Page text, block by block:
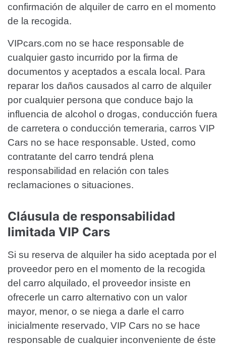
confirmación de alquiler de carro en el momento
de la recogida.
VIPcars.com no se hace responsable de
cualquier gasto incurrido por la firma de
documentos y aceptados a escala local. Para
reparar los daños causados al carro de alquiler
por cualquier persona que conduce bajo la
influencia de alcohol o drogas, conducción fuera
de carretera o conducción temeraria, carros VIP
Cars no se hace responsable. Usted, como
contratante del carro tendrá plena
responsabilidad en relación con tales
reclamaciones o situaciones.
Cláusula de responsabilidad
limitada VIP Cars
Si su reserva de alquiler ha sido aceptada por el
proveedor pero en el momento de la recogida
del carro alquilado, el proveedor insiste en
ofrecerle un carro alternativo con un valor
mayor, menor, o se niega a darle el carro
inicialmente reservado, VIP Cars no se hace
responsable de cualquier inconveniente de éste